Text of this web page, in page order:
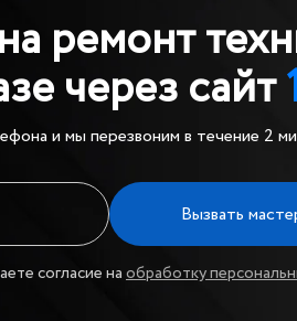
ремонт
через сайт
и мы перезвоним в течение 2
Вызвать
согласие наобработку